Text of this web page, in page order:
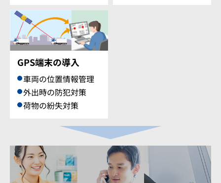
GPS端末の導入
車両の位置情報管理
外出時の防犯対策
荷物の紛失対策